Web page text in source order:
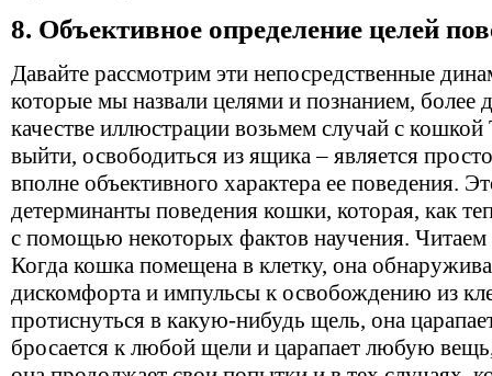
8. Объективное определение целей
Давайте рассмотрим эти непосредственные
которые мы назвали целями и познанием, более
качестве иллюстрации возьмем случай с
выйти, освободиться из ящика – является
вполне объективного характера ее поведения.
детерминанты поведения кошки, которая, как
с помощью некоторых фактов научения. Читаем
Когда кошка помещена в клетку, она
дискомфорта и импульсы к освобождению из
протиснуться в какую-нибудь щель, она
бросается к любой щели и царапает любую